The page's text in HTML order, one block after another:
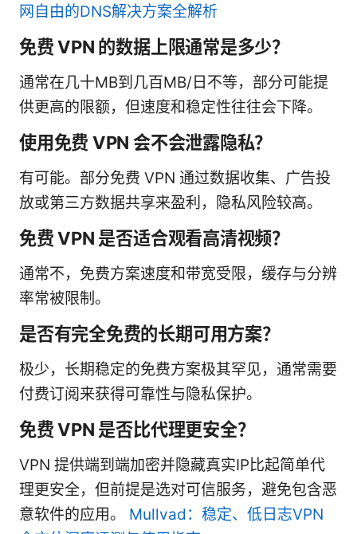
网自由的DNS解决方案全解析
免费 VPN 的数据上限通常是多少？
通常在几十MB到几百MB/日不等，部分可能提
供更高的限额，但速度和稳定性往往会下降。
使用免费 VPN 会不会泄露隐私？
有可能。部分免费 VPN 通过数据收集、广告投
放或第三方数据共享来盈利，隐私风险较高。
免费 VPN 是否适合观看高清视频？
通常不，免费方案速度和带宽受限，缓存与分辨
率常被限制。
是否有完全免费的长期可用方案？
极少，长期稳定的免费方案极其罕见，通常需要
付费订阅来获得可靠性与隐私保护。
免费 VPN 是否比代理更安全？
VPN 提供端到端加密并隐藏真实IP比起简单代
理更安全，但前提是选对可信服务，避免包含恶
意软件的应用。 Mullvad：稳定、低日志VPN